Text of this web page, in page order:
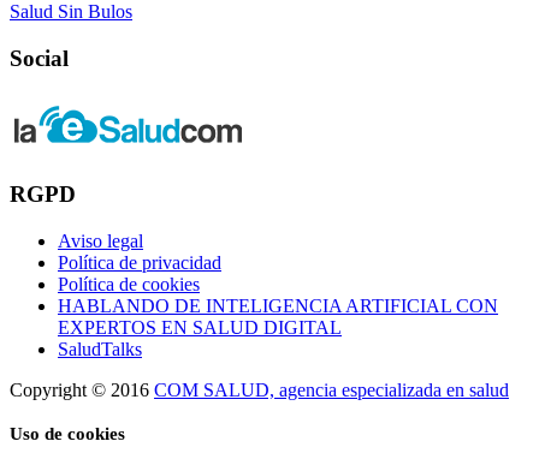
Salud Sin Bulos
Social
RGPD
Aviso legal
Política de privacidad
Política de cookies
HABLANDO DE INTELIGENCIA ARTIFICIAL CON
EXPERTOS EN SALUD DIGITAL
SaludTalks
Copyright © 2016 COM SALUD, agencia especializada en salud
Uso de cookies